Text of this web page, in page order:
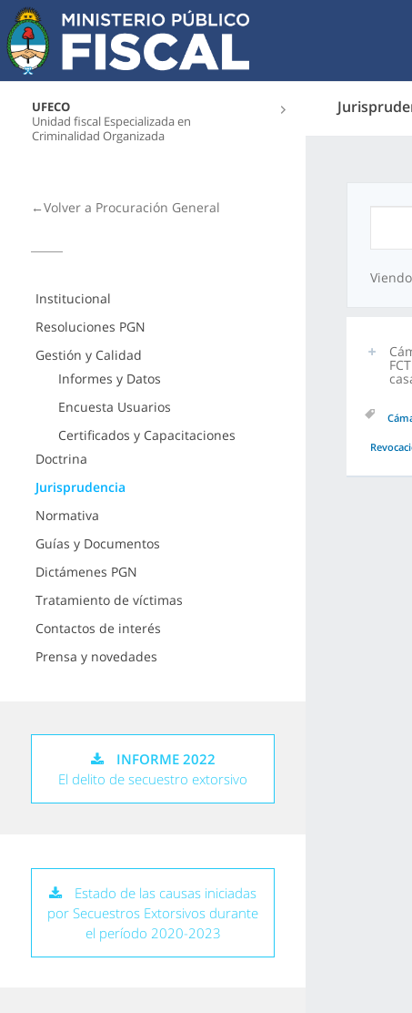
UFECO
Unidad fiscal Especializada en
Criminalidad Organizada
←Volver a Procuración General
Institucional
Resoluciones PGN
Gestión y Calidad
Informes y Datos
Encuesta Usuarios
Certificados y Capacitaciones
Doctrina
Jurisprudencia
Normativa
Guías y Documentos
Dictámenes PGN
Tratamiento de víctimas
Contactos de interés
Prensa y novedades
INFORME 2022
El delito de secuestro extorsivo
Estado de las causas iniciadas
por Secuestros Extorsivos durante
el período 2020-2023